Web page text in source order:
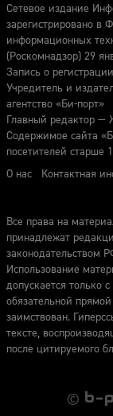
Сетевое издание
зарегистрировано в
информационных
(Роскомнадзор) 29
Запись о
Учредитель и
агентство «Би-порт»
Главный редактор —
Содержимое сайта
посетителей старше
О нас
Контактная
Все права на
принадлежат
законодательством
Использование
допускается только
обязательной
заимствован.
тексте,
после цитируемого
©